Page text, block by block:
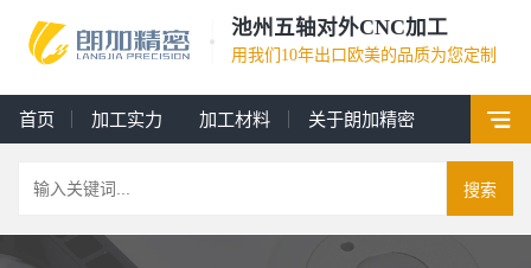
池州五轴对外CNC加工
用我们10年出口欧美的品质为您定制
首页 加工实力 加工材料 关于朗加精密
搜索